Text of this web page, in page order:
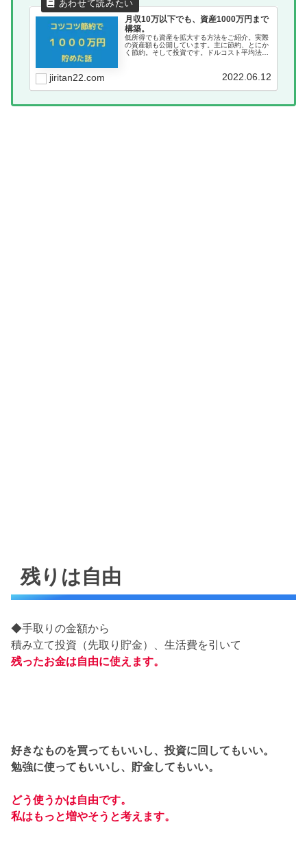
月収10万以下でも、資産1000万円まで
構築。
低所得でも資産を拡大する方法をご紹介。実際
の資産額も公開しています。主に節約、とにか
く節約。そして投資です。ドルコスト平均法を
jiritan22.com 2022.06.12
残りは自由
◆手取りの金額から
積み立て投資（先取り貯金）、生活費を引いて
残ったお金は自由に使えます。
好きなものを買ってもいいし、投資に回してもいい。
勉強に使ってもいいし、貯金してもいい。
どう使うかは自由です。
私はもっと増やそうと考えます。